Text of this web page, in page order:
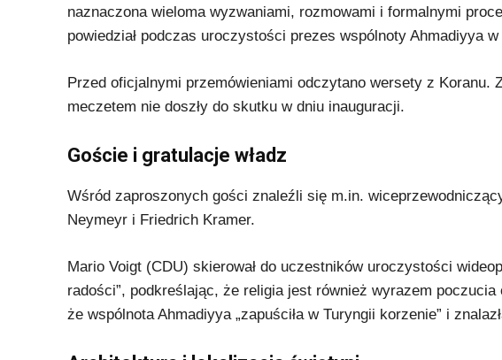
naznaczona wieloma wyzwaniami, rozmowami i formalnymi
powiedział podczas uroczystości prezes wspólnoty Ahmadiyya
Przed oficjalnymi przemówieniami odczytano wersety z Koranu.
meczetem nie doszły do skutku w dniu inauguracji.
Goście i gratulacje władz
Wśród zaproszonych gości znaleźli się m.in.
Neymeyr i Friedrich Kramer.
Mario Voigt (CDU) skierował do uczestników uroczystości
radości”, podkreślając, że religia jest również wyrazem
że wspólnota Ahmadiyya „zapuściła w Turyngii korzenie” i